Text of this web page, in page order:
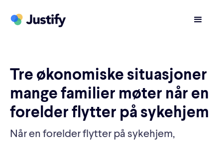
Tre økonomiske situasjoner
mange familier møter når en
forelder flytter på sykehjem
Når en forelder flytter på sykehjem,